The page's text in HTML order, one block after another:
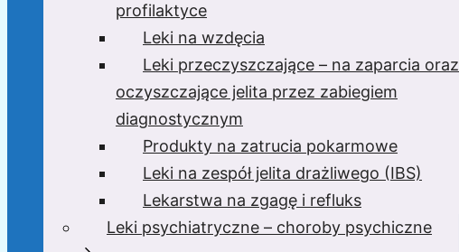
profilaktyce
Leki na wzdęcia
Leki przeczyszczające – na zaparcia oraz
oczyszczające jelita przez zabiegiem
diagnostycznym
Produkty na zatrucia pokarmowe
Leki na zespół jelita drażliwego (IBS)
Lekarstwa na zgagę i refluks
Leki psychiatryczne – choroby psychiczne